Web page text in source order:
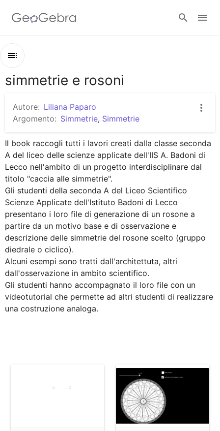
Google Classroom
Contenuti
rosone Lorenzo M.
gruppo di simmetria rosone Cattedrale di Strasburgo
costruzione e simmetrie di un rosone esempio 1
simmetria raggiata
rosone decorativo
la molecola di benzene
rosone decorativo esempio 2
rosone deorativo esempio 3
rosone Duomo di Modena
rosone San Ruffino in Assisi
rosone decorativo esempio 4
simmetrie e rosoni
Autore: Liliana Paparo
Argomento: Simmetrie, Simmetrie
Il book raccogli tutti i lavori creati dalla classe seconda
A del liceo delle scienze applicate dell'IIS A. Badoni di
Lecco nell'ambito di un progetto interdisciplinare dal
titolo "caccia alle simmetrie".
Gli studenti della seconda A del Liceo Scientifico
Scienze Applicate dell'Istituto Badoni di Lecco
presentano i loro file di generazione di un rosone a
partire da un motivo base e di osservazione e
descrizione delle simmetrie del rosone scelto (gruppo
diedrale o ciclico).
Alcuni esempi sono tratti dall'architettuta, altri
dall'osservazione in ambito scientifico.
Gli studenti hanno accompagnato il loro file con un
videotutorial che permette ad altri studenti di realizzare